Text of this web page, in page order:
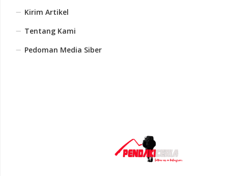
Kirim Artikel
Tentang Kami
Pedoman Media Siber